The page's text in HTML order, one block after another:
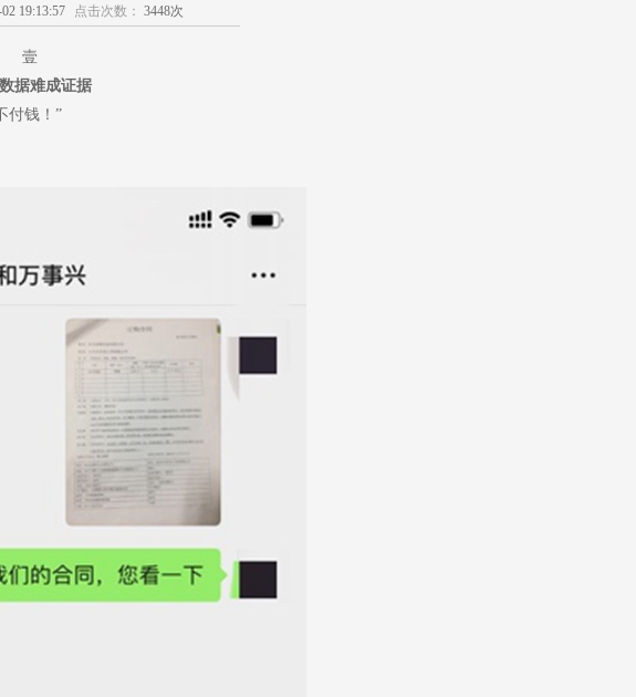
19:13:57 点击次数： 3448次
壹
据难成证据
付钱！”